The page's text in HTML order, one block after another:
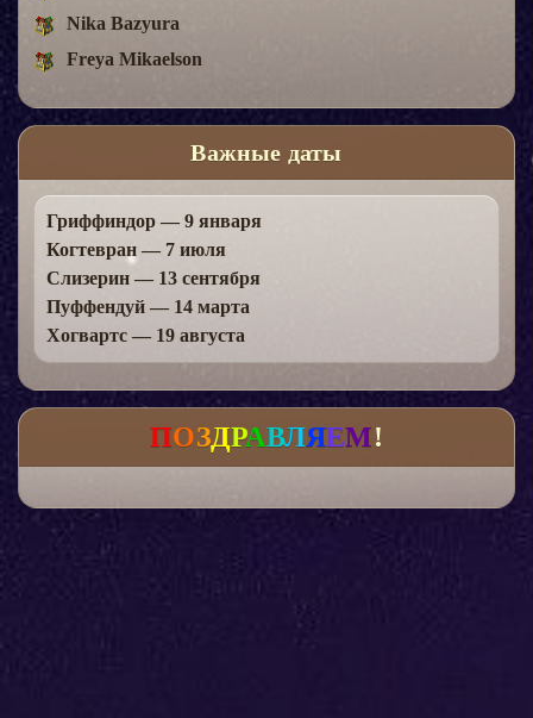
Nika Bazyura
Freya Mikaelson
Важные даты
Гриффиндор — 9 января
Когтевран — 7 июля
Слизерин — 13 сентября
Пуффендуй — 14 марта
Хогвартс — 19 августа
ПОЗДРАВЛЯЕМ!